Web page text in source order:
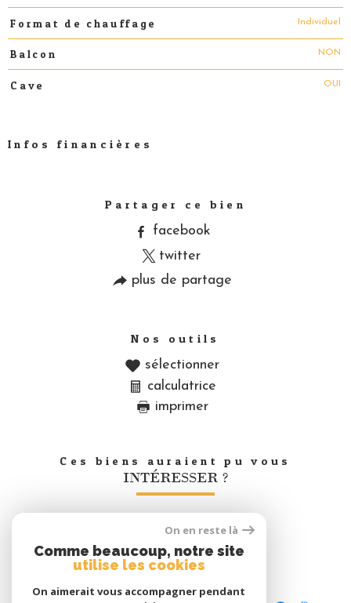
Format de chauffage Individuel
Balcon NON
Cave OUI
Infos financières
Partager ce bien
facebook
twitter
plus de partage
Nos outils
sélectionner
calculatrice
imprimer
Ces biens auraient pu vous
INTÉRESSER ?
Nous
adhérons
On en reste là
Comme beaucoup, notre site
utilise les cookies
On aimerait vous accompagner pendant